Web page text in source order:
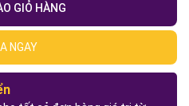
GIỎ HÀNG
NGAY